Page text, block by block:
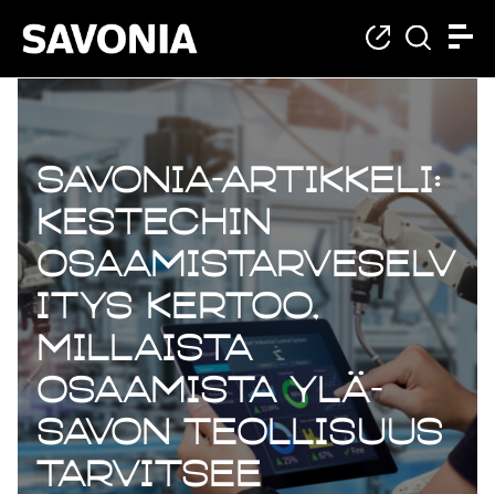
Savonia-artikkeli:
KesTechin
osaamistarveselv
itys kertoo,
millaista
osaamista Ylä-
Savon teollisuus
tarvitsee